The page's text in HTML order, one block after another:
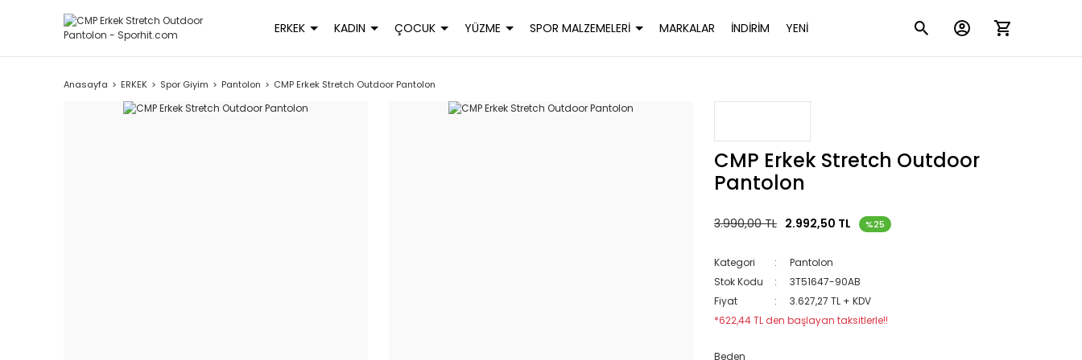
ERKEK KADIN ÇOCUK YÜZME SPOR MALZEMELERİ MARKALAR İNDİRİM YENİ
Anasayfa ERKEK Spor Giyim Pantolon CMP Erkek Stretch Outdoor Pantolon
CMP Erkek Stretch Outdoor
Pantolon
3.990,00 TL 2.992,50 TL %25
Kategori
Pantolon
Stok Kodu
3T51647-90AB
Fiyat
3.627,27 TL + KDV
*622,44 TL den başlayan taksitlerle!!
Beden